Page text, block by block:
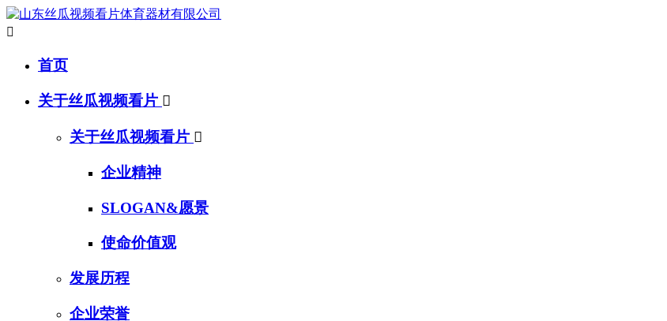

首页
关于丝瓜视频看片 
关于丝瓜视频看片 
企业精神
SLOGAN&愿景
使命价值观
发展历程
企业荣誉